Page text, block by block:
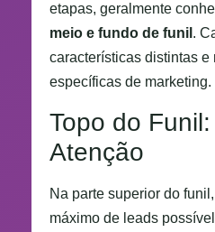
etapas, geralmente
meio e fundo de funil .
características distintas e
específicas de marketing.
Topo do
Atenção
Na parte superior do
máximo de leads